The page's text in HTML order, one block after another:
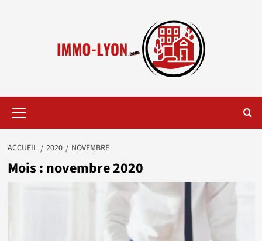
principal
ACCUEIL 2020 NOVEMBRE
Mois : novembre 2020